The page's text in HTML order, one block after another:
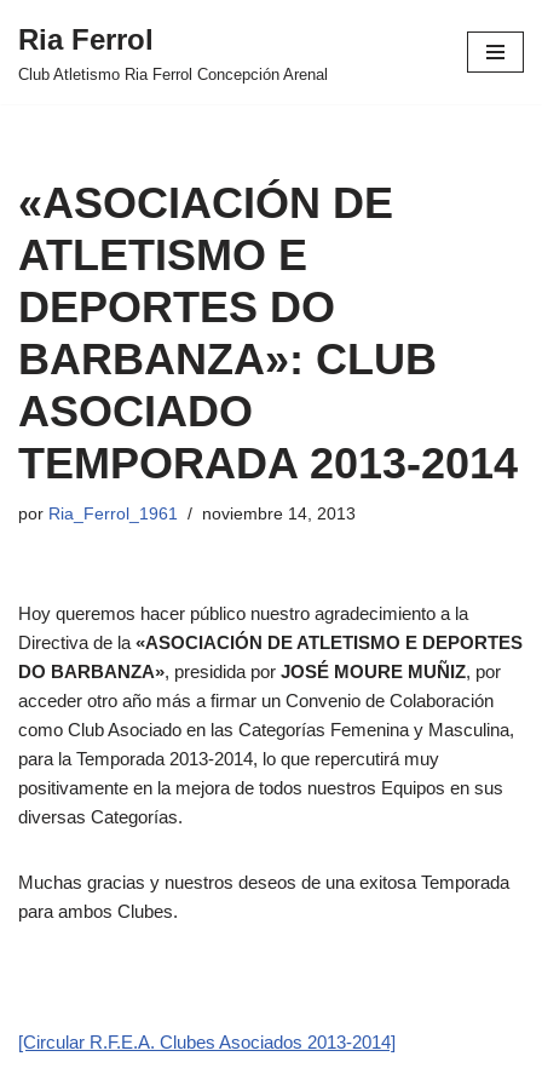
Saltar
Ria Ferrol
Club Atletismo Ria Ferrol Concepción Arenal
«ASOCIACIÓN DE
ATLETISMO E
DEPORTES DO
BARBANZA»: CLUB
ASOCIADO
TEMPORADA 2013-2014
por Ria_Ferrol_1961 noviembre 14, 2013
Hoy queremos hacer público nuestro agradecimiento a la
Directiva de la «ASOCIACIÓN DE ATLETISMO E DEPORTES
DO BARBANZA», presidida por JOSÉ MOURE MUÑIZ​, por
acceder otro año más a firmar un Convenio de Colaboración
como Club Asociado en las Categorías Femenina y Masculina,
para la Temporada 2013-2014, lo que repercutirá muy
positivamente en la mejora de todos nuestros Equipos en sus
diversas Categorías.
Muchas gracias y nuestros deseos de una exitosa Temporada
para ambos Clubes.
[Circular R.F.E.A. Clubes Asociados 2013-2014]